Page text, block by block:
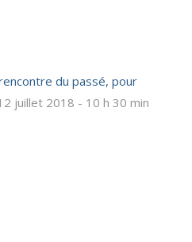
du passé, pour
juillet 2018 - 10 h 30 min